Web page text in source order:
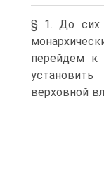
§ 1. До сих
перейдем к
верховной